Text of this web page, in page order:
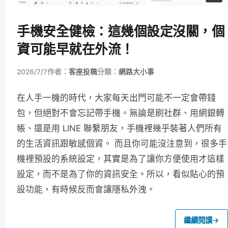
手機安全健檢：這幾個設定沒關，個
資可能早就在外流！
2026/7/7作者： 客座投稿分類： 網路大小事
在人手一機的時代，大家每天出門可能不一定會帶錢
包，但絕對不會忘記帶手機。無論是刷社群、用網銀轉
帳、還是用 LINE 聯繫朋友，手機裡幾乎裝著人們所有
的生活資訊跟敏感個資。 而且你可能沒注意到，很多手
機裡預設的系統設定，其實是為了讓你方便使用才這樣
設定，而不是為了你的資訊安全。所以，看似貼心的預
設功能，有時候反而會讓隱私外洩。
繼續閱讀→